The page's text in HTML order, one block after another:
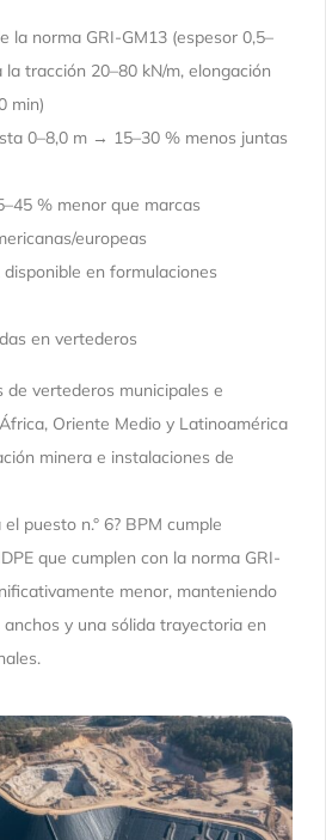
la norma GRI-GM13 (espesor 0,5–
tracción 20–80 kN/m, elongación
min)
0–8,0 m → 15–30 % menos juntas
% menor que marcas
europeas
en formulaciones
en vertederos
de vertederos municipales e
Oriente Medio y Latinoamérica
minera e instalaciones de
puesto n.° 6? BPM cumple
que cumplen con la norma GRI-
menor, manteniendo
y una sólida trayectoria en